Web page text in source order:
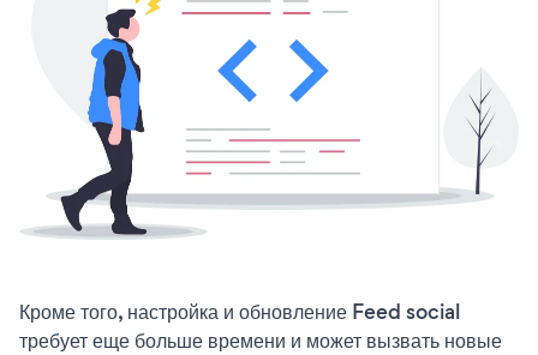
Кроме того, настройка и обновление Feed social
требует еще больше времени и может вызвать новые